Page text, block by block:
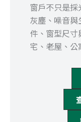
窗戶不只是採
灰塵、噪音
件、窗型尺
宅、老屋、公